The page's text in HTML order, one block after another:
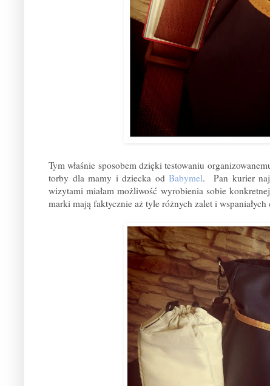
Tym właśnie sposobem dzięki testowaniu
torby dla mamy i dziecka odBabymel. Pan kurier
wizytami miałam możliwość wyrobienia sobie
marki mają faktycznie aż tyle różnych zalet i